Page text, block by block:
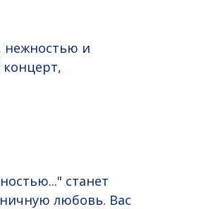
нежностью и
станет
любовь. Вас